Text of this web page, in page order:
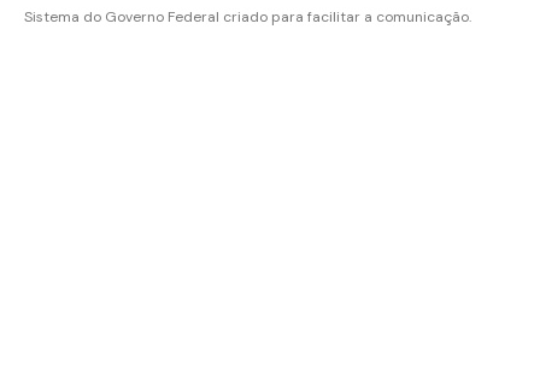
Sistema do Governo Federal criado para facilitar a comunicação.